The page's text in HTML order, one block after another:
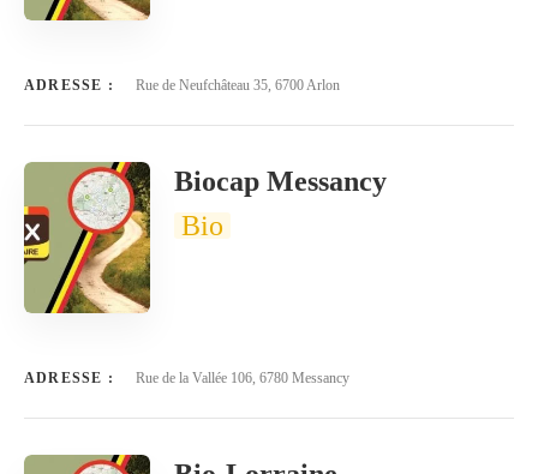
ADRESSE : Rue de Neufchâteau 35, 6700 Arlon
Biocap Messancy
Bio
ADRESSE : Rue de la Vallée 106, 6780 Messancy